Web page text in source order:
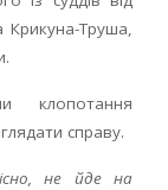
Труша,
клопотання
справу.
не йде на